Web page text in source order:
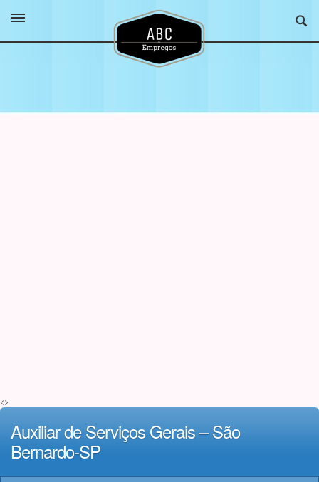
<>
Auxiliar de Serviços Gerais – São
Bernardo-SP